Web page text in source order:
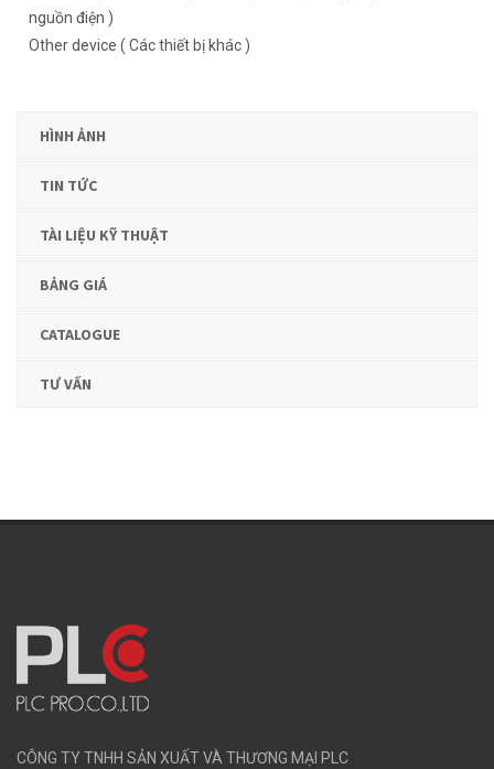
nguồn điện )
Other device ( Các thiết bị khác )
HÌNH ẢNH
TIN TỨC
TÀI LIỆU KỸ THUẬT
BẢNG GIÁ
CATALOGUE
TƯ VẤN
CÔNG TY TNHH SẢN XUẤT VÀ THƯƠNG MẠI PLC